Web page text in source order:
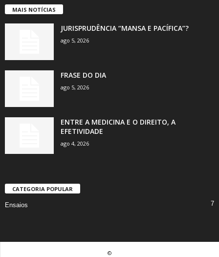
MAIS NOTÍCIAS
JURISPRUDÊNCIA “MANSA E PACÍFICA”?
ago 5, 2026
FRASE DO DIA
ago 5, 2026
ENTRE A MEDICINA E O DIREITO, A
EFETIVIDADE
ago 4, 2026
CATEGORIA POPULAR
Ensaios 7
©